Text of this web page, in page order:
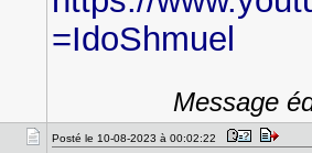
=IdoShmuel
Message
Posté le 10-08-2023 à 00:02:22